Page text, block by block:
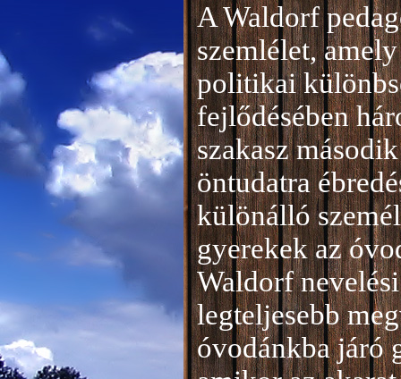
A Waldorf
szemlélet,
politikai
fejlődésében
szakasz
öntudatra
különálló
gyerekek az
Waldorf
legteljesebb
óvodánkba járó